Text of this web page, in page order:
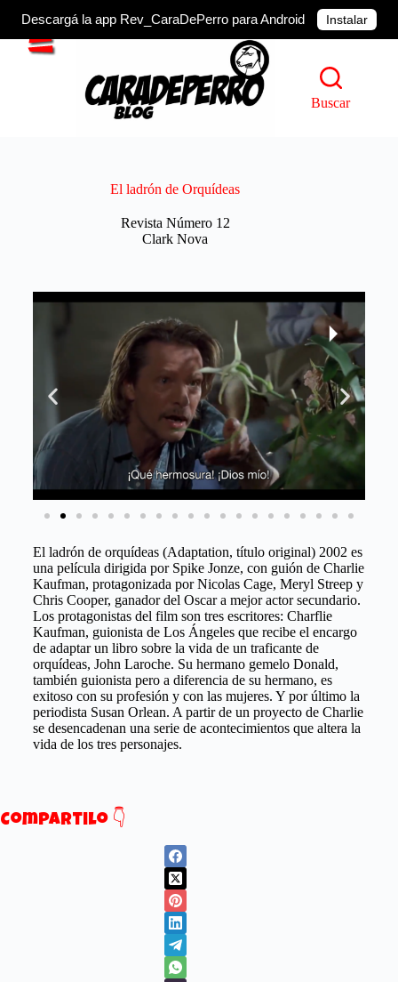
Descargá la app Rev_CaraDePerro para Android Instalar
Buscar
El ladrón de Orquídeas
Revista Número 12
Clark Nova
El ladrón de orquídeas (Adaptation, título original) 2002 es
una película dirigida por Spike Jonze, con guión de Charlie
Kaufman, protagonizada por Nicolas Cage, Meryl Streep y
Chris Cooper, ganador del Oscar a mejor actor secundario.
Los protagonistas del film son tres escritores: Charflie
Kaufman, guionista de Los Ángeles que recibe el encargo
de adaptar un libro sobre la vida de un traficante de
orquídeas, John Laroche. Su hermano gemelo Donald,
también guionista pero a diferencia de su hermano, es
exitoso con su profesión y con las mujeres. Y por último la
periodista Susan Orlean. A partir de un proyecto de Charlie
se desencadenan una serie de acontecimientos que altera la
vida de los tres personajes.
Compartilo 👇